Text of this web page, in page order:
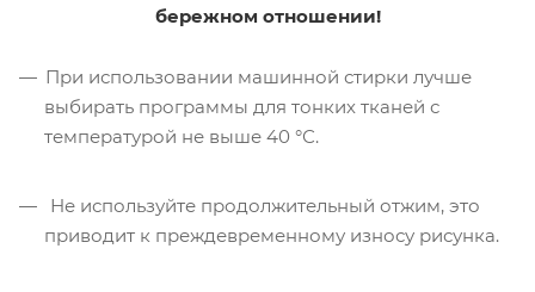
бережном отношении!
При использовании машинной стирки лучше
выбирать программы для тонких тканей с
температурой не выше 40 °С.
Не используйте продолжительный отжим, это
приводит к преждевременному износу рисунка.